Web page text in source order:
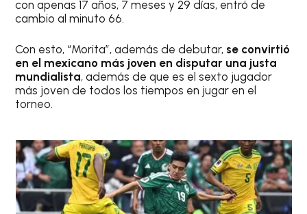
con apenas 17 años, 7 meses y 29 días, entró de
cambio al minuto 66.
Con esto, “Morita”, además de debutar, se convirtió
en el mexicano más joven en disputar una justa
mundialista, además de que es el sexto jugador
más joven de todos los tiempos en jugar en el
torneo.